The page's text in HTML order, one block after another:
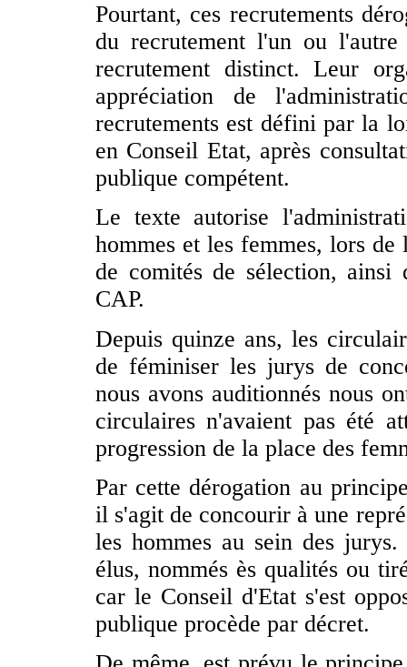
Pourtant, ces recrutements
du recrutement l'un ou
recrutement distinct. Leur
appréciation de
recrutements est défini par la
en Conseil Etat, après
publique compétent.
Le texte autorise
hommes et les femmes, lors
de comités de sélection, ainsi
CAP.
Depuis quinze ans, les
de féminiser les jurys de
nous avons auditionnés nous
circulaires n'avaient pas été
progression de la place des
Par cette dérogation au
il s'agit de concourir à une
les hommes au sein des
élus, nommés ès qualités ou
car le Conseil d'Etat s'est
publique procède par décret.